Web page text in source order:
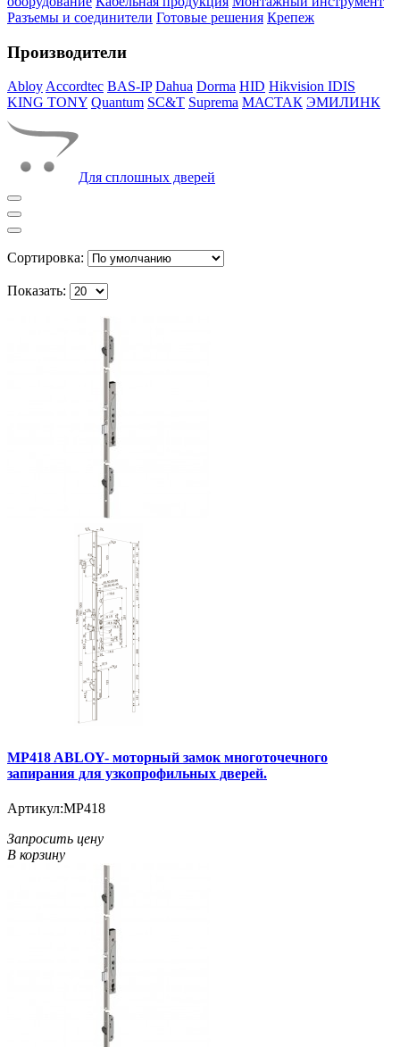
Разъемы и соединители Готовые решения Крепеж
Производители
Abloy Accordtec BAS-IP Dahua Dorma HID Hikvision IDIS
KING TONY Quantum SC&T Suprema МАСТАК ЭМИЛИНК
Для сплошных дверей
Сортировка:
Показать:
MP418 ABLOY- моторный замок многоточечного
запирания для узкопрофильных дверей.
Артикул:MP418
Запросить цену
В корзину